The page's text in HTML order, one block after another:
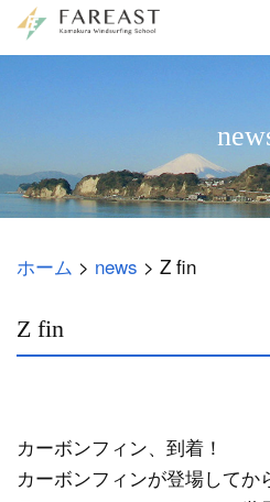
ホーム > news > Z fin
Z fin
カーボンフィン、到着！
カーボンフィンが登場してか